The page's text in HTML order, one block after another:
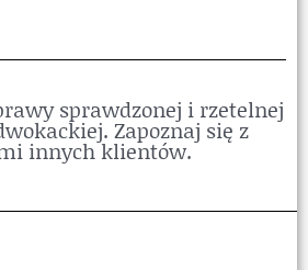
sprawdzonej i rzetelnej
Zapoznaj się z
innych klientów.